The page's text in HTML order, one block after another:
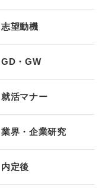
志望動機
GD・GW
就活マナー
業界・企業研究
内定後